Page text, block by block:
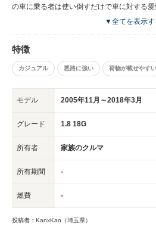
の車に乗る者は使い倒すだけで車に対する愛
ていたが、とんでもない！十分愛せる車で
クワクする運転が充分に楽しめる車だと思い
▼全てを表示す
特徴
カジュアル 悪路に強い 荷物が載せやすい
モデル 2005年11月～2018年3月
グレード 1.8 18G
所有者 家族のクルマ
所有期間 -
燃費 -
投稿者：KanxKan（埼玉県）